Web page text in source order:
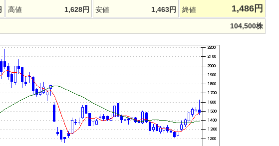
高値 1,628円 安値 1,463円 終値 1,486 円
104,500株